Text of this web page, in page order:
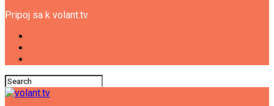
Pripoj sa k volant.tv